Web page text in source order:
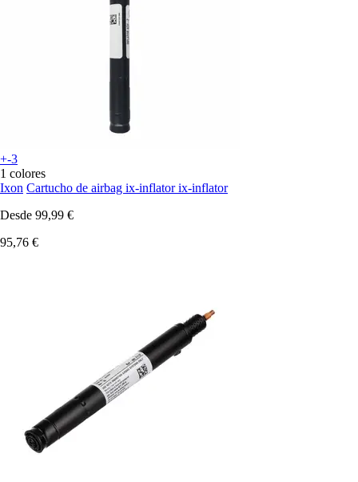
+-3
1 colores
Ixon Cartucho de airbag ix-inflator ix-inflator
Desde 99,99 €
95,76 €